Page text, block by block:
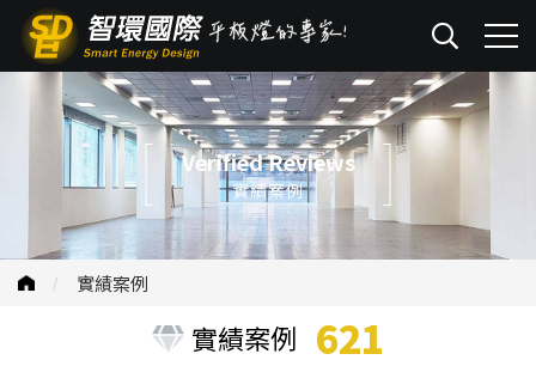
Verified Reviews
實績案例
實績案例
實績案例 621